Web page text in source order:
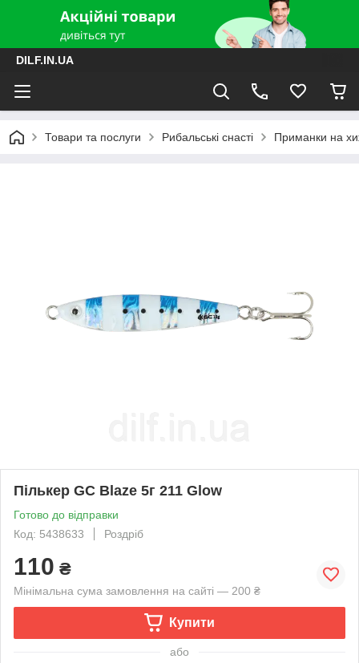
DILF.IN.UA
Товари та послуги Рибальські снасті Приманки на
Пількер GC Blaze 5г 211 Glow
Готово до відправки
Код: 5438633
Роздріб
110 ₴
Мінімальна сума замовлення на сайті — 200 ₴
Купити
або